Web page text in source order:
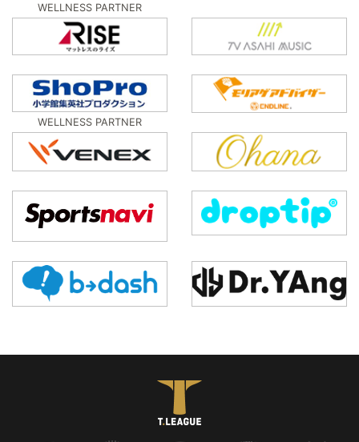
WELLNESS PARTNER
WELLNESS PARTNER